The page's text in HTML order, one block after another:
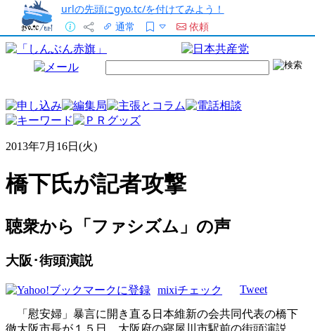
urlの先頭にgyo.tc/を付けてみよう！
通常
依頼